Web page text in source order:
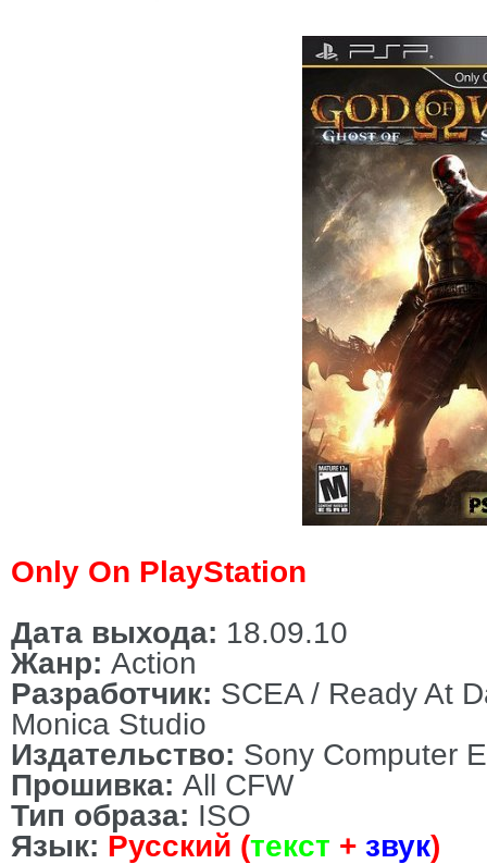
Only On PlayStation
Дата выхода: 18.09.10
Жанр: Action
Разработчик: SCEA / Ready At
Monica Studio
Издательство: Sony Computer
Прошивка: All CFW
Тип образа: ISO
Язык: Русский (текст + звук)